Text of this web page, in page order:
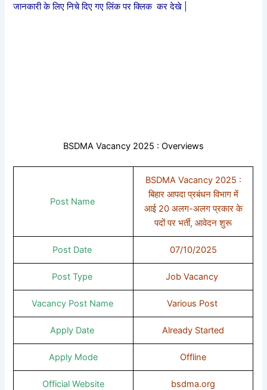
जानकारी के लिए निचे दिए गए लिंक पर क्लिक कर देखे |
BSDMA Vacancy 2025 : Overviews
Post Name
BSDMA Vacancy 2025 :
बिहार आपदा प्रबंधन विभाग में
आई 20 अलग-अलग प्रकार के
पदों पर भर्ती, आवेदन शुरू
Post Date 07/10/2025
Post Type Job Vacancy
Vacancy Post Name Various Post
Apply Date Already Started
Apply Mode Offline
Official Website bsdma.org